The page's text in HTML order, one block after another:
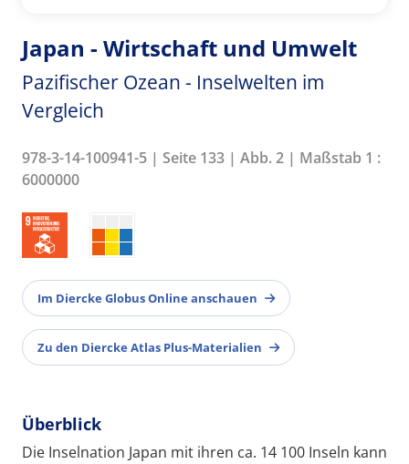
Japan - Wirtschaft und Umwelt
Pazifischer Ozean - Inselwelten im
Vergleich
978-3-14-100941-5 | Seite 133 | Abb. 2 | Maßstab 1 :
6000000
Im Diercke Globus Online anschauen
Zu den Diercke Atlas Plus-Materialien
Überblick
Die Inselnation Japan mit ihren ca. 14 100 Inseln kann